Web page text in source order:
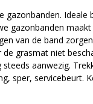
gazonbanden. Ideale
gazonbanden
van de band
grasmat niet
aanwezig.
sper, servicebeurt.